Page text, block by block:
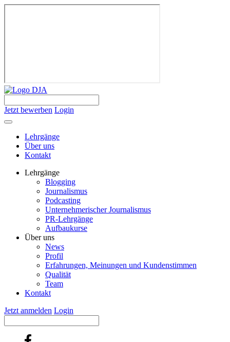
Jetzt bewerben Login
Lehrgänge
Über uns
Kontakt
Lehrgänge
Blogging
Journalismus
Podcasting
Unternehmerischer Journalismus
PR-Lehrgänge
Aufbaukurse
Über uns
News
Profil
Erfahrungen, Meinungen und Kundenstimmen
Qualität
Team
Kontakt
Jetzt anmelden Login